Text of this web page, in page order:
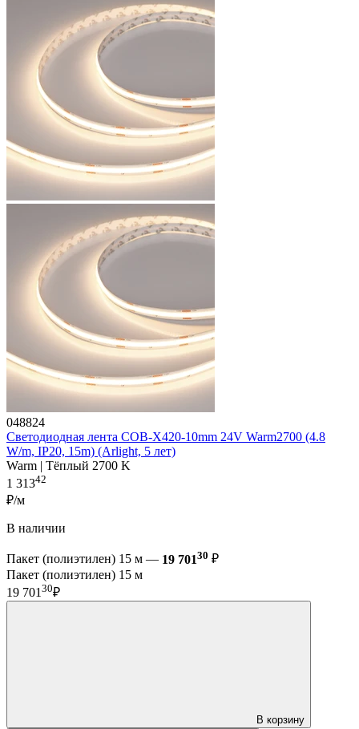
048824
Светодиодная лента COB-X420-10mm 24V Warm2700 (4.8
W/m, IP20, 15m) (Arlight, 5 лет)
Warm | Тёплый 2700 K
1 31342
₽/м
В наличии
Пакет (полиэтилен) 15 м — 19 70130 ₽
Пакет (полиэтилен) 15 м
19 701 30₽
В корзину